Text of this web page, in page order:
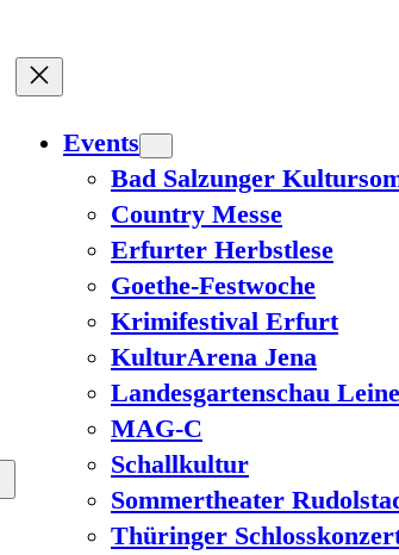
Events
Bad Salzunger
Country Messe
Erfurter Herbstlese
Goethe-Festwoche
Krimifestival Erfurt
KulturArena Jena
Landesgartenschau
MAG-C
Schallkultur
Sommertheater
Thüringer